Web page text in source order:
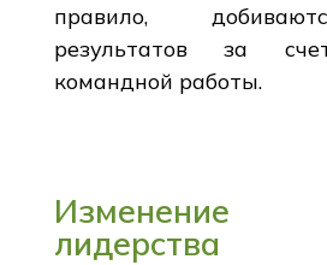
правило,
результатов за
командной работы.
Изменение
лидерства